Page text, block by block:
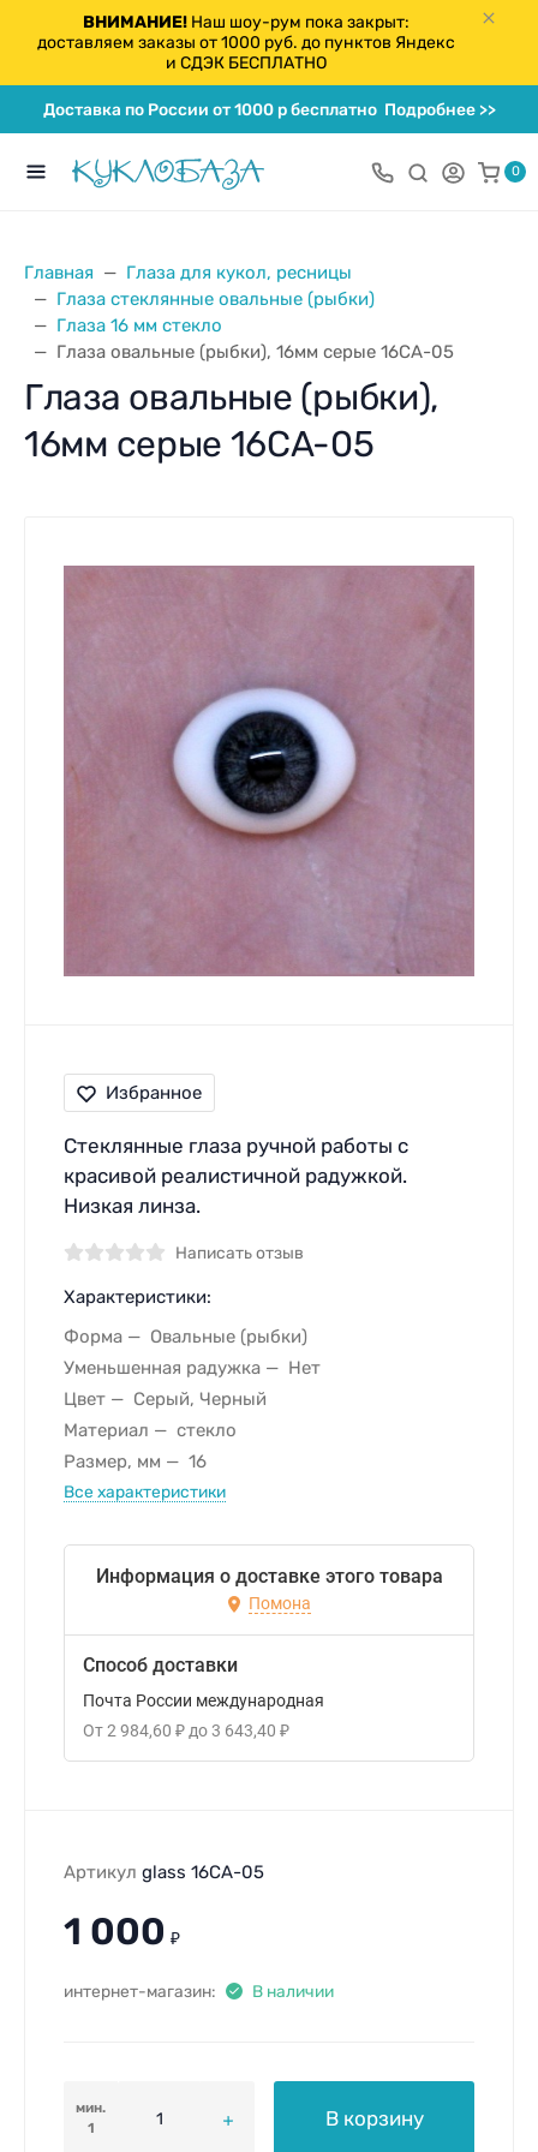
ВНИМАНИЕ!Наш шоу-рум пока закрыт:
доставляем заказы от 1000 руб. до пунктов Яндекс
и СДЭК БЕСПЛАТНО
Доставка по России от 1000 р бесплатноПодробнее >>
0
Главная
Глаза для кукол, ресницы
Глаза стеклянные овальные (рыбки)
Глаза 16 мм стекло
Глаза овальные (рыбки), 16мм серые 16CA-05
Глаза овальные (рыбки),
16мм серые 16CA-05
Избранное
Стеклянные глаза ручной работы с
красивой реалистичной радужкой.
Низкая линза.
Написать отзыв
Характеристики:
Форма
Овальные (рыбки)
Уменьшенная радужка
Нет
Цвет
Серый, Черный
Материал
стекло
Размер, мм
16
Все характеристики
Информация о доставке этого товара
Помона
Способ доставки
Почта России международная
От
2 984,60 ₽ до 3 643,40 ₽
Артикул glass 16CA-05
1 000 ₽
интернет-магазин: В наличии
мин.
1
В корзину